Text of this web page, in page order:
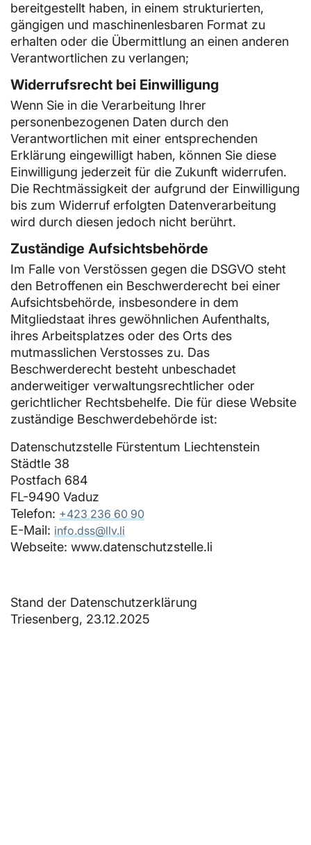
bereitgestellt haben, in einem strukturierten,
gängigen und maschinenlesbaren Format zu
erhalten oder die Übermittlung an einen anderen
Verantwortlichen zu verlangen;
Widerrufsrecht bei Einwilligung
Wenn Sie in die Verarbeitung Ihrer
personenbezogenen Daten durch den
Verantwortlichen mit einer entsprechenden
Erklärung eingewilligt haben, können Sie diese
Einwilligung jederzeit für die Zukunft widerrufen.
Die Rechtmässigkeit der aufgrund der Einwilligung
bis zum Widerruf erfolgten Datenverarbeitung
wird durch diesen jedoch nicht berührt.
Zuständige Aufsichtsbehörde
Im Falle von Verstössen gegen die DSGVO steht
den Betroffenen ein Beschwerderecht bei einer
Aufsichtsbehörde, insbesondere in dem
Mitgliedstaat ihres gewöhnlichen Aufenthalts,
ihres Arbeitsplatzes oder des Orts des
mutmasslichen Verstosses zu. Das
Beschwerderecht besteht unbeschadet
anderweitiger verwaltungsrechtlicher oder
gerichtlicher Rechtsbehelfe. Die für diese Website
zuständige Beschwerdebehörde ist:
Datenschutzstelle Fürstentum Liechtenstein
Städtle 38
Postfach 684
FL-9490 Vaduz
Telefon: +423 236 60 90
E-Mail: info.dss@llv.li
Webseite: www.datenschutzstelle.li
Stand der Datenschutzerklärung
Triesenberg, 23.12.2025